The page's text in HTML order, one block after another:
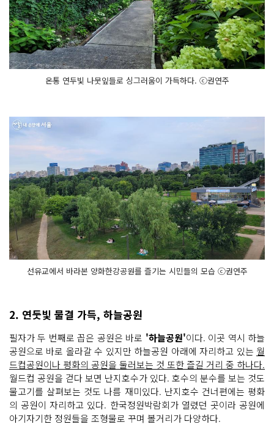
온통 연두빛 나뭇잎들로 싱그러움이 가득하다. ⓒ권연주
선유교에서 바라본 양화한강공원를 즐기는 시민들의 모습 ⓒ권연주
2. 연둣빛 물결 가득, 하늘공원
필자가 두 번째로 꼽은 공원은 바로 '하늘공원'이다. 이곳 역시 하늘
공원으로 바로 올라갈 수 있지만 하늘공원 아래에 자리하고 있는 월
드컵공원이나 평화의 공원을 둘러보는 것 또한 즐길 거리 중 하나다.
월드컵 공원을 걷다 보면 난지호수가 있다. 호수의 분수를 보는 것도
물고기를 살펴보는 것도 나름 재미있다. 난지호수 건너편에는 평화
의 공원이 자리하고 있다. 한국정원박람회가 열렸던 곳이라 공원에
아기자기한 정원들을 조형물로 꾸며 볼거리가 다양하다.